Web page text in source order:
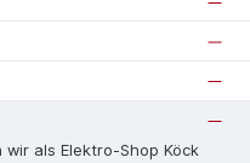
als Elektro-Shop Köck